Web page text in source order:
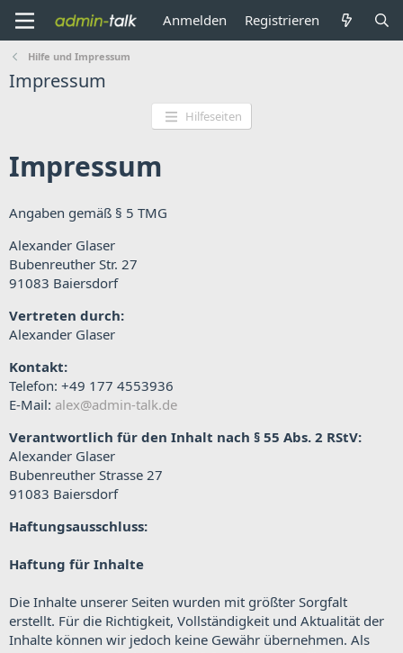
Anmelden Registrieren
Hilfe und Impressum
Impressum
Hilfeseiten
Impressum
Angaben gemäß § 5 TMG
Alexander Glaser
Bubenreuther Str. 27
91083 Baiersdorf
Vertreten durch:
Alexander Glaser
Kontakt:
Telefon: +49 177 4553936
E-Mail: alex@admin-talk.de
Verantwortlich für den Inhalt nach § 55 Abs. 2 RStV:
Alexander Glaser
Bubenreuther Strasse 27
91083 Baiersdorf
Haftungsausschluss:
Haftung für Inhalte
Die Inhalte unserer Seiten wurden mit größter Sorgfalt
erstellt. Für die Richtigkeit, Vollständigkeit und Aktualität der
Inhalte können wir jedoch keine Gewähr übernehmen. Als